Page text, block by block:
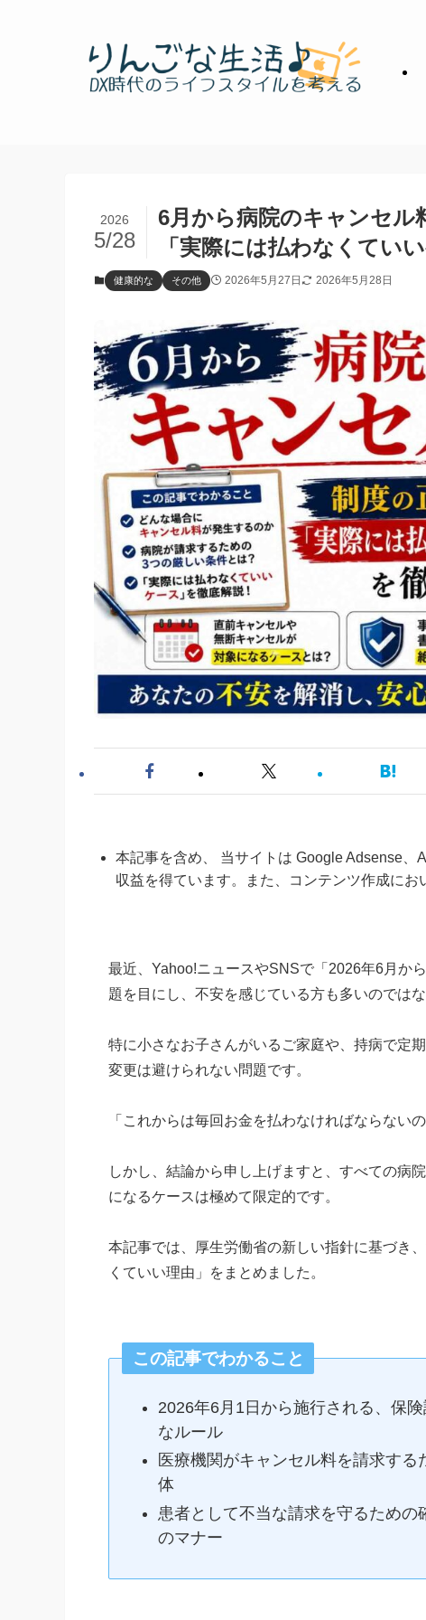
6月から病院のキャンセル
「実際には払わなくてい
2026
5/28
健康的な その他 2026年5月27日 2026年5月28日
本記事を含め、 当サイトは Google Adsense
収益を得ています。また、コンテンツ作成にお
最近、Yahoo!ニュースやSNSで「2026年6月か
題を目にし、不安を感じている方も多いのではな
特に小さなお子さんがいるご家庭や、持病で定
変更は避けられない問題です。
「これからは毎回お金を払わなければならない
しかし、結論から申し上げますと、すべての病
になるケースは極めて限定的です。
本記事では、厚生労働省の新しい指針に基づき
くていい理由」をまとめました。
この記事でわかること
2026年6月1日から施行される、保
なルール
医療機関がキャンセル料を請求す
体
患者として不当な請求を守るため
のマナー